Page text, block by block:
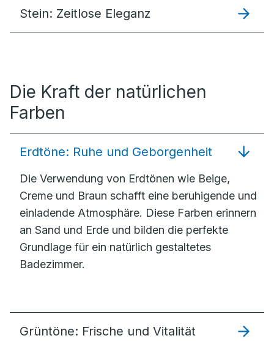
Stein: Zeitlose Eleganz
Die Kraft der natürlichen
Farben
Erdtöne: Ruhe und Geborgenheit
Die Verwendung von Erdtönen wie Beige,
Creme und Braun schafft eine beruhigende und
einladende Atmosphäre. Diese Farben erinnern
an Sand und Erde und bilden die perfekte
Grundlage für ein natürlich gestaltetes
Badezimmer.
Grüntöne: Frische und Vitalität